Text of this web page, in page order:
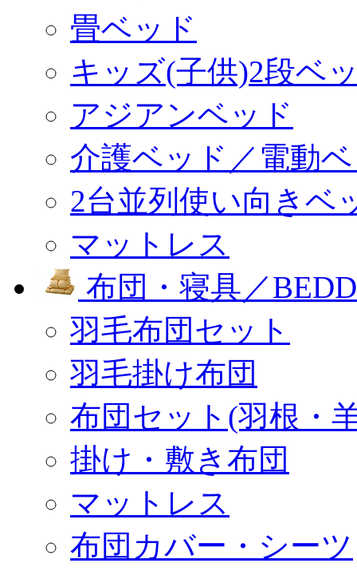
畳ベッド
キッズ(子供)2段ベ
アジアンベッド
介護ベッド／電動
2台並列使い向きベ
マットレス
布団・寝具／
羽毛布団セット
羽毛掛け布団
布団セット(羽根・
掛け・敷き布団
マットレス
布団カバー・シーツ